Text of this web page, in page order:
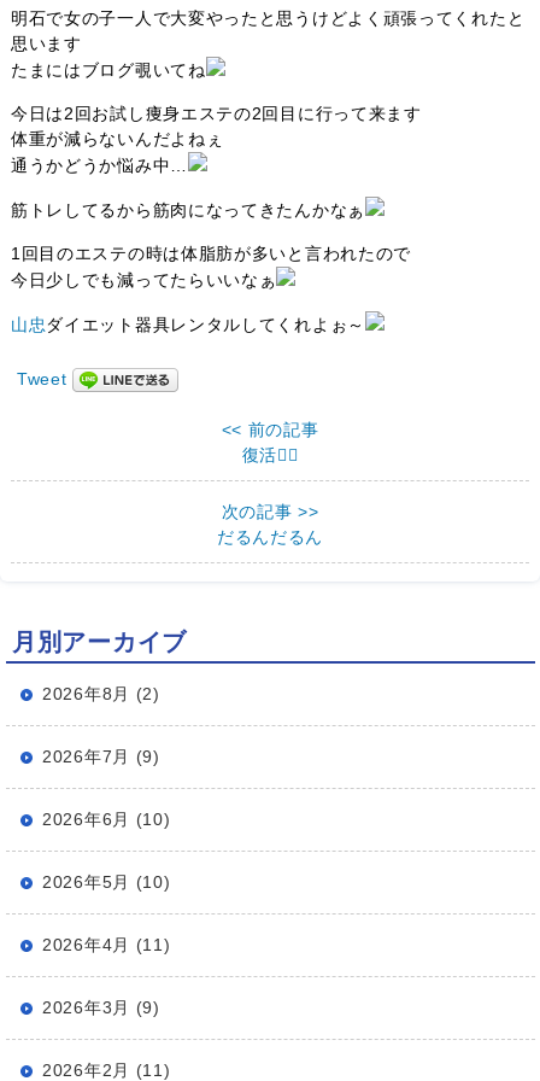
明石で女の子一人で大変やったと思うけどよく頑張ってくれたと
思います
たまにはブログ覗いてね
今日は2回お試し痩身エステの2回目に行って来ます
体重が減らないんだよねぇ
通うかどうか悩み中…
筋トレしてるから筋肉になってきたんかなぁ
1回目のエステの時は体脂肪が多いと言われたので
今日少しでも減ってたらいいなぁ
山忠ダイエット器具レンタルしてくれよぉ～
Tweet
<< 前の記事
復活
次の記事 >>
だるんだるん
月別アーカイブ
2026年8月 (2)
2026年7月 (9)
2026年6月 (10)
2026年5月 (10)
2026年4月 (11)
2026年3月 (9)
2026年2月 (11)